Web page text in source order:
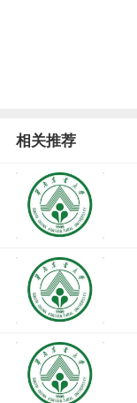
相关推荐